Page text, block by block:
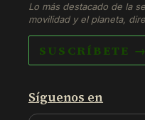
Lo más destacado de la
movilidad y el planeta,
SUSCRÍBETE →
Síguenos en